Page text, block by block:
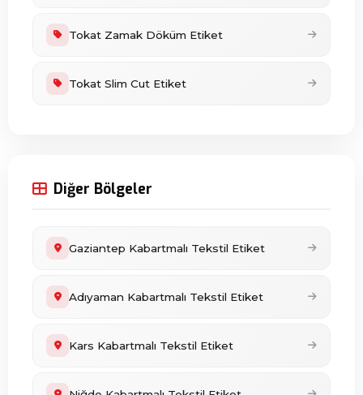
Tokat Zamak Döküm Etiket
Tokat Slim Cut Etiket
Diğer Bölgeler
Gaziantep Kabartmalı Tekstil Etiket
Adıyaman Kabartmalı Tekstil Etiket
Kars Kabartmalı Tekstil Etiket